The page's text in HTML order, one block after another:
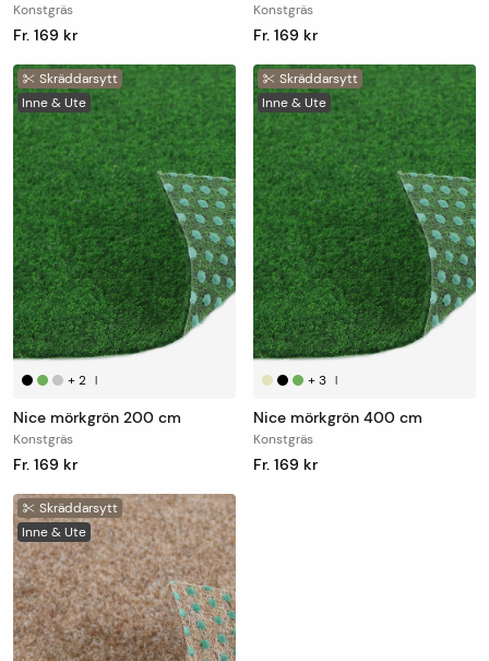
Konstgräs
Fr. 169 kr
Konstgräs
Fr. 169 kr
Skräddarsytt
Inne & Ute
+2 |
Nice mörkgrön 200 cm
Konstgräs
Fr. 169 kr
Skräddarsytt
Inne & Ute
+3 |
Nice mörkgrön 400 cm
Konstgräs
Fr. 169 kr
Skräddarsytt
Inne & Ute